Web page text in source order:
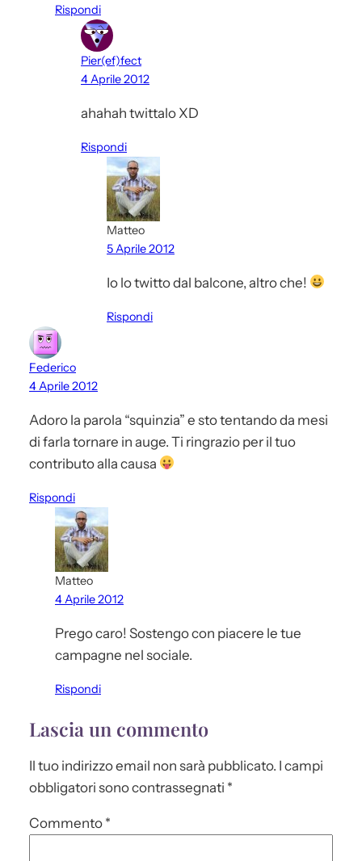
Rispondi
Pier(ef)fect
4 Aprile 2012
ahahah twittalo XD
Rispondi
Matteo
5 Aprile 2012
Io lo twitto dal balcone, altro che!
Rispondi
Federico
4 Aprile 2012
Adoro la parola “squinzia” e sto tentando da mesi
di farla tornare in auge. Ti ringrazio per il tuo
contributo alla causa
Rispondi
Matteo
4 Aprile 2012
Prego caro! Sostengo con piacere le tue
campagne nel sociale.
Rispondi
Lascia un commento
Il tuo indirizzo email non sarà pubblicato. I campi
obbligatori sono contrassegnati *
Commento *